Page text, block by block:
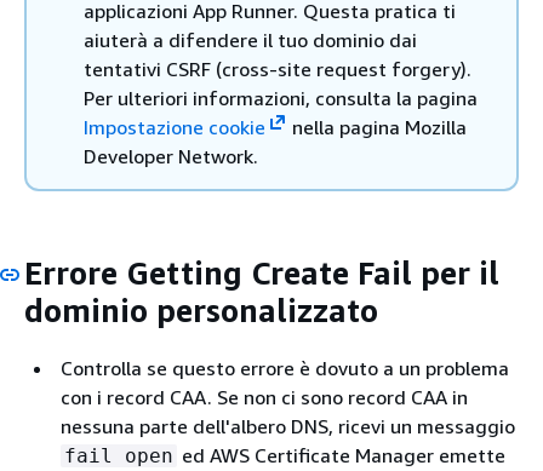
applicazioni App Runner. Questa pratica ti
aiuterà a difendere il tuo dominio dai
tentativi CSRF (cross-site request forgery).
Per ulteriori informazioni, consulta la pagina
Impostazione cookie
nella pagina Mozilla
Developer Network.
Errore Getting Create Fail per il
dominio personalizzato
Controlla se questo errore è dovuto a un problema
con i record CAA. Se non ci sono record CAA in
nessuna parte dell'albero DNS, ricevi un messaggio
fail open ed AWS Certificate Manager emette